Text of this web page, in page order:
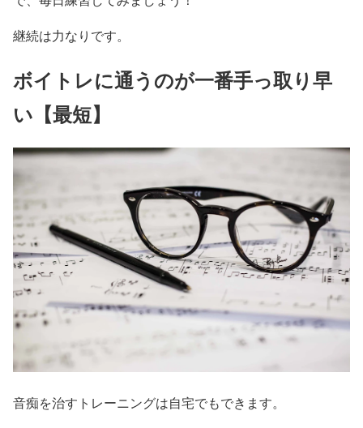
継続は力なりです。
ボイトレに通うのが一番手っ取り早
い【最短】
音痴を治すトレーニングは自宅でもできます。